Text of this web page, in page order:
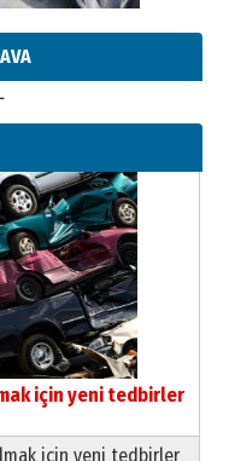
için yeni tedbirler
için yeni tedbirler